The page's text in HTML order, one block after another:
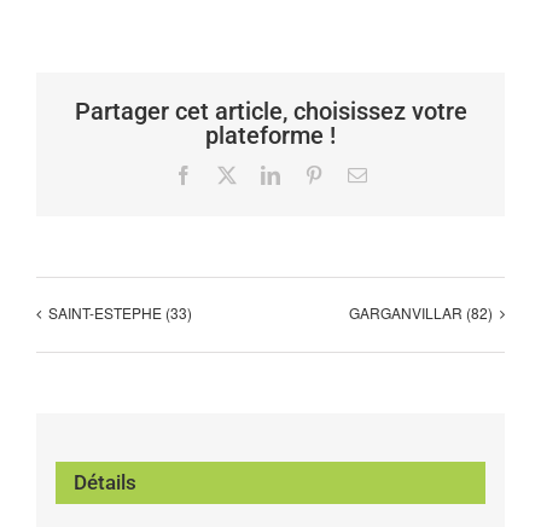
Partager cet article, choisissez votre
plateforme !
Facebook LinkedInPinterestEmail
SAINT-ESTEPHE (33) GARGANVILLAR (82)
Détails